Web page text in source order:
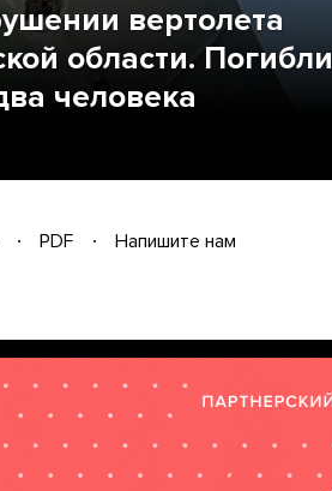
вертолета
области. Погибли
человека
PDF
Напишите нам